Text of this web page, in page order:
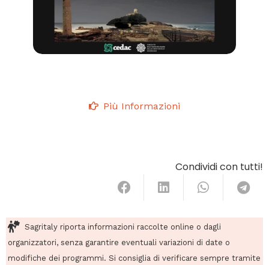
Più Informazioni
Condividi con tutti!
Sagritaly riporta informazioni raccolte online o dagli
organizzatori, senza garantire eventuali variazioni di date o
modifiche dei programmi. Si consiglia di verificare sempre tramite